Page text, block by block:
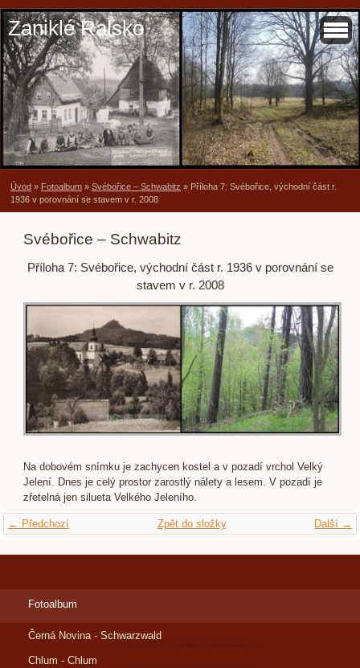
Zaniklé Ralsko
Úvod » Fotoalbum » Svébořice – Schwabitz » Příloha 7: Svébořice, východní část r.
1936 v porovnání se stavem v r. 2008
Svébořice – Schwabitz
Příloha 7: Svébořice, východní část r. 1936 v porovnání se
stavem v r. 2008
Na dobovém snímku je zachycen kostel a v pozadí vrchol Velký
Jelení. Dnes je celý prostor zarostlý nálety a lesem. V pozadí je
zřetelná jen silueta Velkého Jeleního.
← Předchozí Další →
Zpět do složky
Fotoalbum
Černá Novina - Schwarzwald
Chlum - Chlum